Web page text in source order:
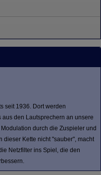
seit 1936. Dort werden
aus den Lautsprechern an unsere
durch die Zuspieler und
dieser Kette nicht "sauber", macht
Netzfilter ins Spiel, die den